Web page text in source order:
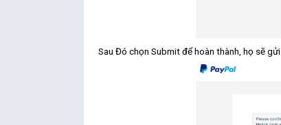
Sau Đó chọn Submit để hoàn thành, họ sẽ